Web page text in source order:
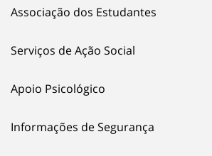
Associação dos Estudantes
Serviços de Ação Social
Apoio Psicológico
Informações de Segurança